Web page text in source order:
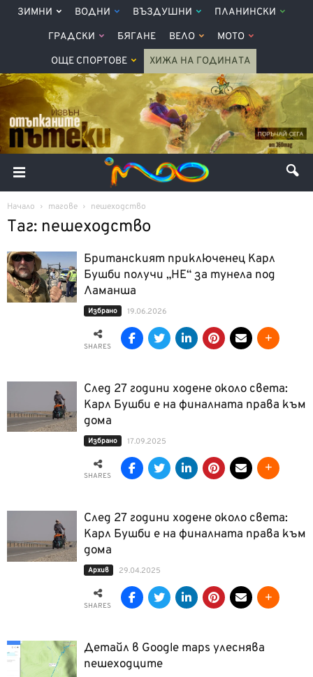
ЗИМНИ ВОДНИ ВЪЗДУШНИ ПЛАНИНСКИ
ГРАДСКИ БЯГАНЕ ВЕЛО МОТО
ОЩЕ СПОРТОВЕ ХИЖА НА ГОДИНАТА
Начало тагове пешеходство
Таг: пешеходство
Британският приключенец Карл
Бушби получи „НЕ“ за тунела под
Ламанша
Избрано 19.06.2026
SHARES
След 27 години ходене около света:
Карл Бушби е на финалната права към
дома
Избрано 17.09.2025
SHARES
След 27 години ходене около света:
Карл Бушби е на финалната права към
дома
Архив 29.04.2025
SHARES
Детайл в Google maps улеснява
пешеходците